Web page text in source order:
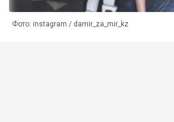
Фото: instagram / damir_za_mir_kz